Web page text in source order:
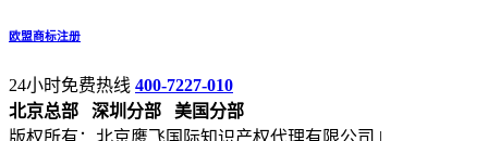
欧盟商标注册
24小时免费热线 400-7227-010
北京总部 深圳分部 美国分部
版权所有：北京鹰飞国际知识产权代理有限公司 |